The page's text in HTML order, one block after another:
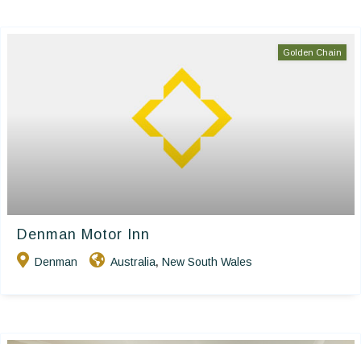
Golden Chain
Denman Motor Inn
Denman Australia, New South Wales